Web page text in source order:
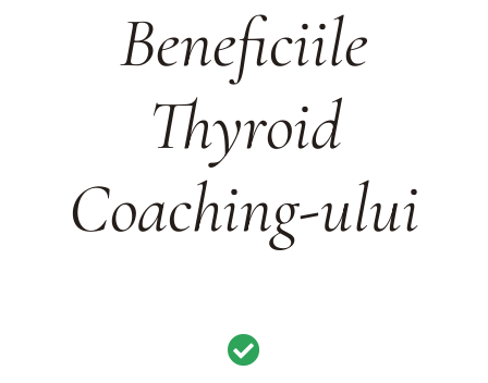
Beneficiile
Thyroid
Coaching-ului